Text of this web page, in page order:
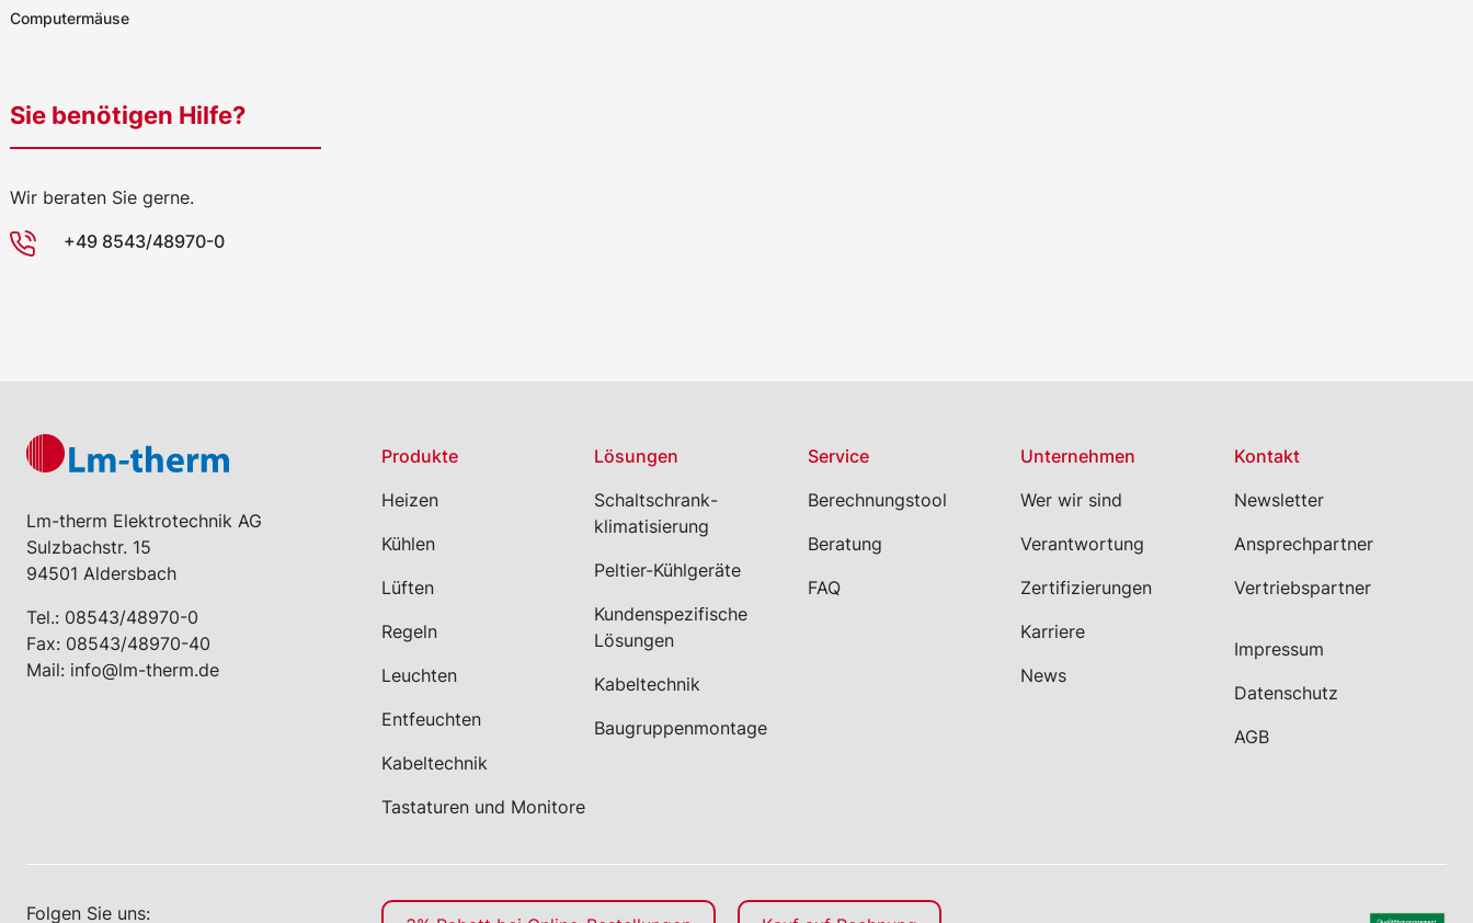
Computermäuse
Sie benötigen Hilfe?
Wir beraten Sie gerne.
+49 8543/48970-0
Lm-therm Elektrotechnik AG
Sulzbachstr. 15
94501 Aldersbach
Tel.: 08543/48970-0
Fax: 08543/48970-40
Mail: info@lm-therm.de
Produkte
Heizen
Kühlen
Lüften
Regeln
Leuchten
Entfeuchten
Kabeltechnik
Tastaturen und Monitore
Lösungen
Schaltschrank­
klimatisierung
Peltier-Kühlgeräte
Kundenspezifische
Lösungen
Kabeltechnik
Baugruppenmontage
Service
Berechnungstool
Beratung
FAQ
Unternehmen
Wer wir sind
Verantwortung
Zertifizierungen
Karriere
News
Kontakt
Newsletter
Ansprechpartner
Vertriebspartner
Impressum
Datenschutz
AGB
Folgen Sie uns: